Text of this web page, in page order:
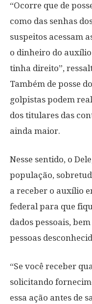
“Ocorre que de
como das senhas
suspeitos acessam
o dinheiro do
tinha direito”,
Também de posse
golpistas podem
dos titulares das
ainda maior.
Nesse sentido, o
população,
a receber o auxílio
federal para que
dados pessoais,
pessoas
“Se você receber
solicitando
essa ação antes de